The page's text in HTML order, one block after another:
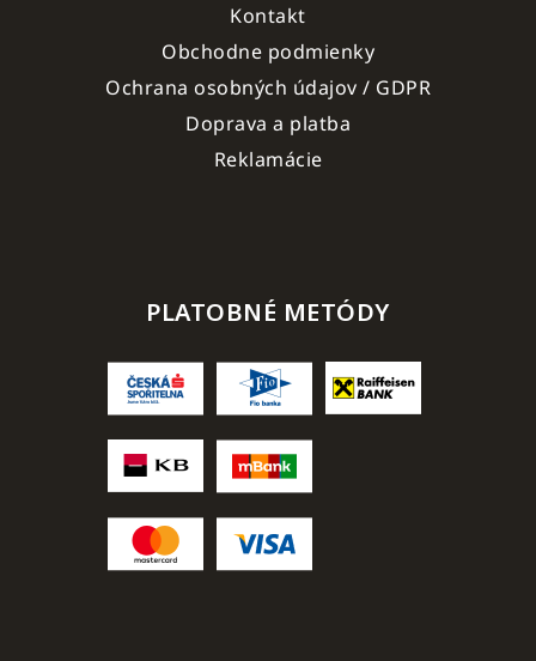
Kontakt
Obchodne podmienky
Ochrana osobných údajov / GDPR
Doprava a platba
Reklamácie
PLATOBNÉ METÓDY